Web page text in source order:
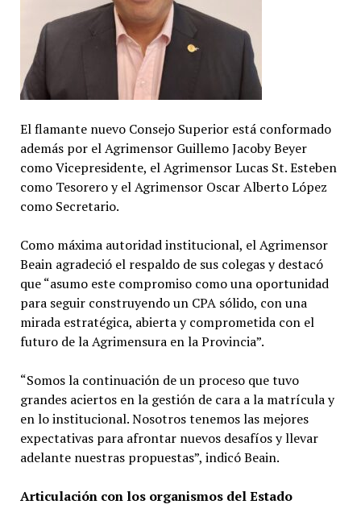
El flamante nuevo Consejo Superior está conformado
además por el Agrimensor Guillemo Jacoby Beyer
como Vicepresidente, el Agrimensor Lucas St. Esteben
como Tesorero y el Agrimensor Oscar Alberto López
como Secretario.
Como máxima autoridad institucional, el Agrimensor
Beain agradeció el respaldo de sus colegas y destacó
que “asumo este compromiso como una oportunidad
para seguir construyendo un CPA sólido, con una
mirada estratégica, abierta y comprometida con el
futuro de la Agrimensura en la Provincia”.
“Somos la continuación de un proceso que tuvo
grandes aciertos en la gestión de cara a la matrícula y
en lo institucional. Nosotros tenemos las mejores
expectativas para afrontar nuevos desafíos y llevar
adelante nuestras propuestas”, indicó Beain.
Articulación con los organismos del Estado